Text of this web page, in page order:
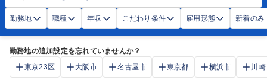
勤務地 職種 年収 こだわり条件 雇用形態 新着のみ
勤務地の追加設定を忘れていませんか？
東京23区
大阪市 名古屋市 東京都 横浜市 川